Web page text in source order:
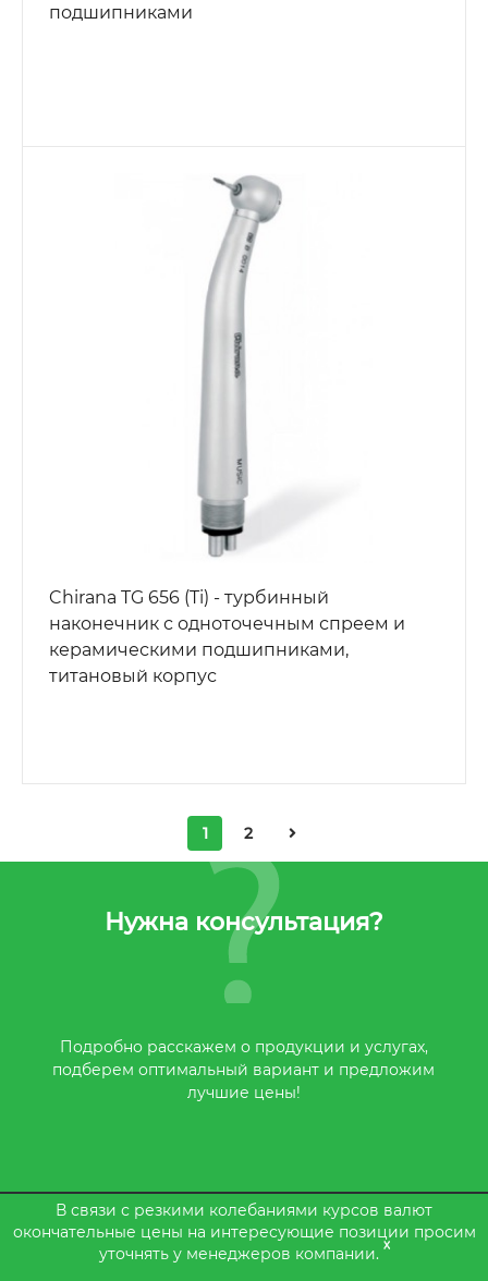
подшипниками
Chirana TG 656 (Ti) - турбинный
наконечник с одноточечным спреем и
керамическими подшипниками,
титановый корпус
1 2
Нужна консультация?
Подробно расскажем о продукции и услугах,
подберем оптимальный вариант и предложим
лучшие цены!
8 800 555-79-94
sales@greendent.ru
В связи с резкими колебаниями курсов валют
окончательные цены на интересующие позиции просим
уточнять у менеджеров компании.
x